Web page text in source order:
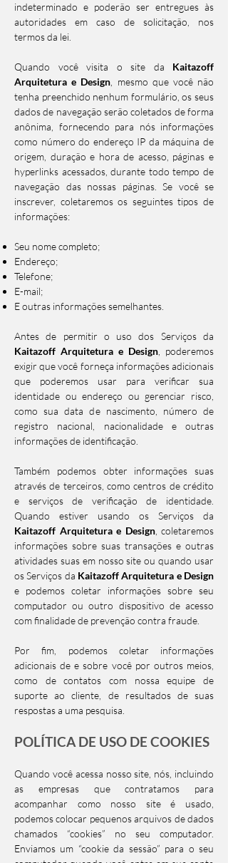
indeterminado e poderão ser entregues às
autoridades em caso de solicitação, nos
termos da lei.
Quando você visita o site da Kaitazoff
Arquitetura e Design , mesmo que você não
tenha preenchido nenhum formulário, os seus
dados de navegação serão coletados de forma
anônima, fornecendo para nós informações
como número do endereço IP da máquina de
origem, duração e hora de acesso, páginas e
hyperlinks acessados, durante todo tempo de
navegação das nossas páginas. Se você se
inscrever, coletaremos os seguintes tipos de
informações:
Seu nome completo;
Endereço;
Telefone;
E-mail;
E outras informações semelhantes.
Antes de permitir o uso dos Serviços da
Kaitazoff Arquitetura e Design , poderemos
exigir que você forneça informações adicionais
que poderemos usar para verificar sua
identidade ou endereço ou gerenciar risco,
como sua data de nascimento, número de
registro nacional, nacionalidade e outras
informações de identificação.
Também podemos obter informações suas
através de terceiros, como centros de crédito
e serviços de verificação de identidade.
Quando estiver usando os Serviços da
Kaitazoff Arquitetura e Design, coletaremos
informações sobre suas transações e outras
atividades suas em nosso site ou quando usar
os Serviços da Kaitazoff Arquitetura e Design
e podemos coletar informações sobre seu
computador ou outro dispositivo de acesso
com finalidade de prevenção contra fraude.
Por fim, podemos coletar informações
adicionais de e sobre você por outros meios,
como de contatos com nossa equipe de
suporte ao cliente, de resultados de suas
respostas a uma pesquisa.
POLÍTICA DE USO DE COOKIES
Quando você acessa nosso site, nós, incluindo
as empresas que contratamos para
acompanhar como nosso site é usado,
podemos colocar pequenos arquivos de dados
chamados “cookies” no seu computador.
Enviamos um “cookie da sessão” para o seu